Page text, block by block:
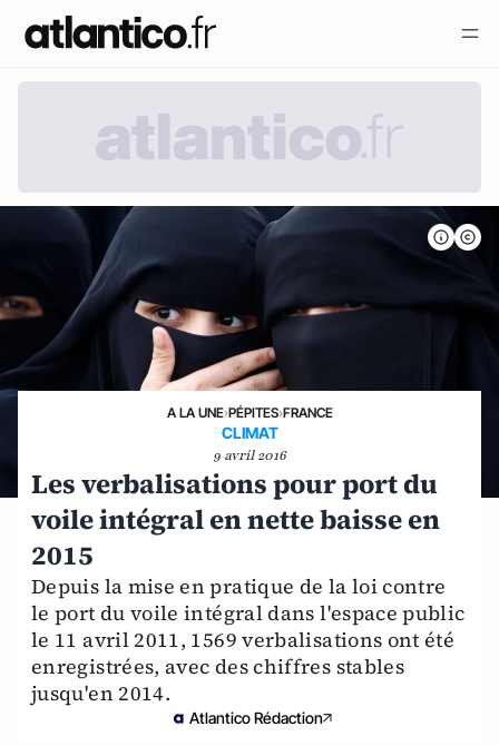
A LA UNE›PÉPITES›FRANCE
CLIMAT
9 avril 2016
Les verbalisations pour port du
voile intégral en nette baisse en
2015
Depuis la mise en pratique de la loi contre
le port du voile intégral dans l'espace public
le 11 avril 2011, 1569 verbalisations ont été
enregistrées, avec des chiffres stables
jusqu'en 2014.
Atlantico Rédaction